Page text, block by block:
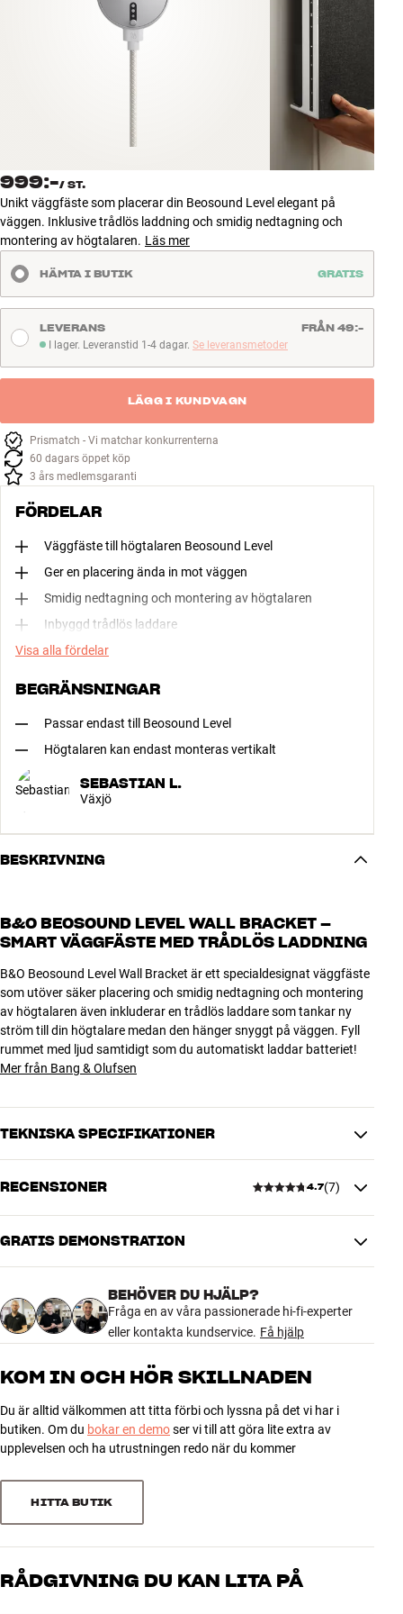
Tillbehör
INSPIRATION
ERBJUDANDEN
Hitta Butik
Kundtjänst
Logga in
Kundtjänst
Företag
999:-/ ST.
Unikt väggfäste som placerar din Beosound Level elegant på
väggen. Inklusive trådlös laddning och smidig nedtagning och
montering av högtalaren. Läs mer
HÄMTA I BUTIK GRATIS
I lager. Leveranstid 1-4 dagar
I lager. Leveranstid 1-4 dagar. Se leveransmetoder
LEVERANS FRÅN 49:-
LÄGG I KUNDVAGN
Prismatch - Vi matchar konkurrenterna
60 dagars öppet köp
3 års medlemsgaranti
FÖRDELAR
Väggfäste till högtalaren Beosound Level
Ger en placering ända in mot väggen
Smidig nedtagning och montering av högtalaren
Inbyggd trådlös laddare
Visa alla fördelar
BEGRÄNSNINGAR
Passar endast till Beosound Level
Högtalaren kan endast monteras vertikalt
SEBASTIAN L.
Växjö
BESKRIVNING
B&O BEOSOUND LEVEL WALL BRACKET –
SMART VÄGGFÄSTE MED TRÅDLÖS LADDNING
B&O Beosound Level Wall Bracket är ett specialdesignat väggfäste
som utöver säker placering och smidig nedtagning och montering
av högtalaren även inkluderar en trådlös laddare som tankar ny
ström till din högtalare medan den hänger snyggt på väggen. Fyll
rummet med ljud samtidigt som du automatiskt laddar batteriet!
Mer från Bang & Olufsen
TEKNISKA SPECIFIKATIONER
DIMENSIONER OCH DESIGN
Färg
Silver
Vikt (kg)
Mått (förpackning)
djup)
GENERELLA EGENSKAPER
Väggfäste till högtalaren Beosound Level
Avtagbar textilklädd kabel
RECENSIONER 4.7(7)
4.7
7 recensioner
3
2
Sortera efter
GRATIS DEMONSTRATION
BEHÖVER DU HJÄLP?
Fråga en av våra passionerade hi-fi-experter
eller kontakta kundservice. Få hjälp
KOM IN OCH HÖR SKILLNADEN
Du är alltid välkommen att titta förbi och lyssna på det vi har i
butiken. Om du bokar en demoser vi till att göra lite extra av
upplevelsen och ha utrustningen redo när du kommer
HITTA BUTIK
RÅDGIVNING DU KAN LITA PÅ